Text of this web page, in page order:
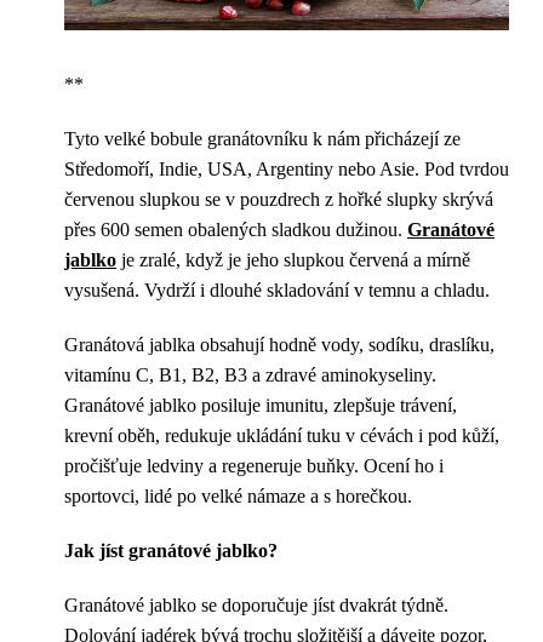
**
Tyto velké bobule granátovníku k nám přicházejí ze
Středomoří, Indie, USA, Argentiny nebo Asie. Pod tvrdou
červenou slupkou se v pouzdrech z hořké slupky skrývá
přes 600 semen obalených sladkou dužinou. Granátové
jablko je zralé, když je jeho slupkou červená a mírně
vysušená. Vydrží i dlouhé skladování v temnu a chladu.
Granátová jablka obsahují hodně vody, sodíku, draslíku,
vitamínu C, B1, B2, B3 a zdravé aminokyseliny.
Granátové jablko posiluje imunitu, zlepšuje trávení,
krevní oběh, redukuje ukládání tuku v cévách i pod kůží,
pročišťuje ledviny a regeneruje buňky. Ocení ho i
sportovci, lidé po velké námaze a s horečkou.
Jak jíst granátové jablko?
Granátové jablko se doporučuje jíst dvakrát týdně.
Dolování jadérek bývá trochu složitější a dávejte pozor,